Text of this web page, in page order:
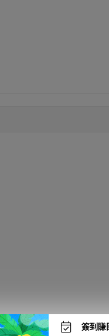
簽到賺